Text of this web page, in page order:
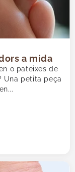
a mida
o pateixes de
Una petita peça